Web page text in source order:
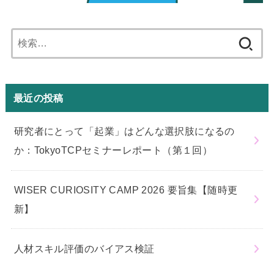
索:
最近の投稿
研究者にとって「起業」はどんな選択肢になるの
か：TokyoTCPセミナーレポート（第１回）
WISER CURIOSITY CAMP 2026 要旨集【随時更
新】
人材スキル評価のバイアス検証